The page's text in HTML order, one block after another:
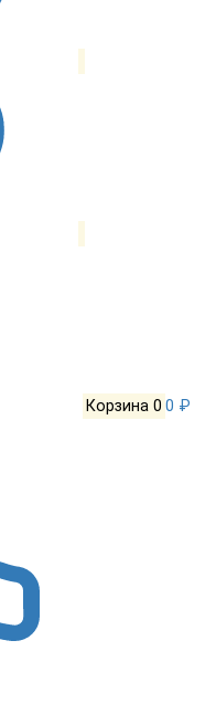
Корзина 0 0 ₽